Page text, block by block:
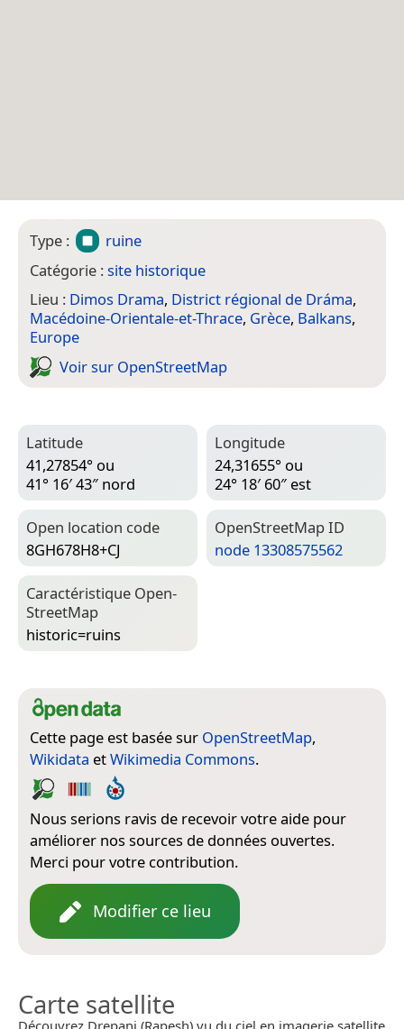
Type :
ruine
Catégorie :site historique
Lieu : Dimos Drama, District régional de Dráma,
Macédoine-Orientale-et-Thrace, Grèce, Balkans,
Europe
Voir sur Open­Street­Map
Latitude
41,27854° ou
41° 16′ 43″ nord
Longitude
24,31655° ou
24° 18′ 60″ est
Open location code
8GH678H8+CJ
Open­Street­Map ID
node 13308575562
Caractéristique Open­
Street­Map
historic=­ruins
Cette page est basée sur OpenStreetMap,
Wikidata etWikimedia Commons.
Nous serions ravis de recevoir votre aide pour
améliorer nos sources de données ouvertes.
Merci pour votre contribution.
Modifier ce lieu
Carte satellite